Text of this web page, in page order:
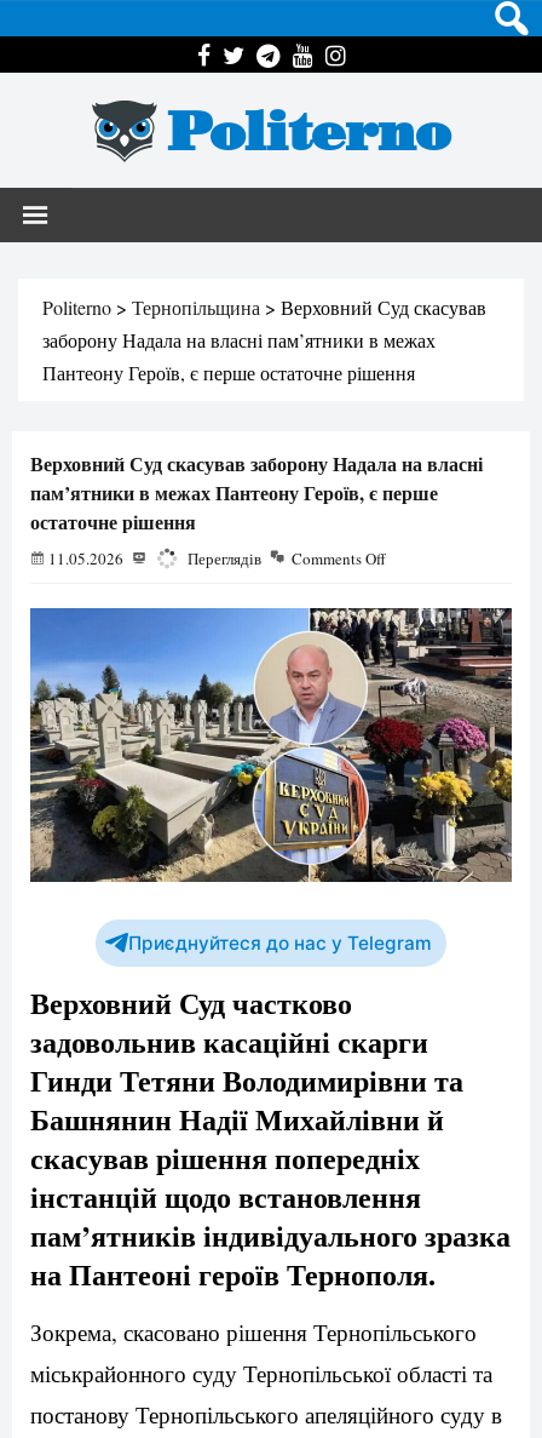
Politerno
Politerno > Тернопільщина > Верховний Суд скасував
заборону Надала на власні пам’ятники в межах
Пантеону Героїв, є перше остаточне рішення
Верховний Суд скасував заборону Надала на власні
пам’ятники в межах Пантеону Героїв, є перше
остаточне рішення
11.05.2026 1867 Переглядів Comments Off
Приєднуйтеся до нас у Telegram
Верховний Суд частково
задовольнив касаційні скарги
Гинди Тетяни Володимирівни та
Башнянин Надії Михайлівни й
скасував рішення попередніх
інстанцій щодо встановлення
пам’ятників індивідуального зразка
на Пантеоні героїв Тернополя.
Зокрема, скасовано рішення Тернопільського
міськрайонного суду Тернопільської області та
постанову Тернопільського апеляційного суду в